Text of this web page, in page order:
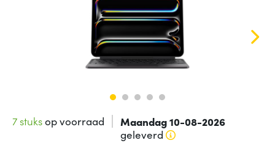
7 stuksop voorraad Maandag 10-08-2026
geleverd